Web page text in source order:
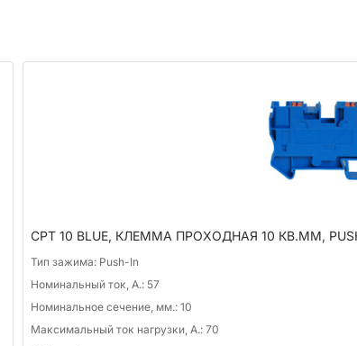
CPT 10 BLUE, КЛЕММА ПРОХОДНАЯ 10 КВ.ММ,
Тип зажима: Push-In
Номинальный ток, А.: 57
Номинальное сечение, мм.: 10
Максимальный ток нагрузки, А.: 70